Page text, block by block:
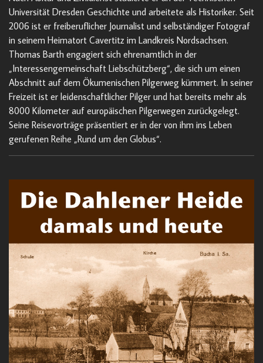
Universität Dresden Geschichte und arbeitete als Historiker. Seit
2006 ist er freiberuflicher Journalist und selbständiger Fotograf
in seinem Heimatort Cavertitz im Landkreis Nordsachsen.
Thomas Barth engagiert sich ehrenamtlich in der
„Interessengemeinschaft Liebschützberg“, die sich um einen
Abschnitt auf dem Ökumenischen Pilgerweg kümmert. In seiner
Freizeit ist er leidenschaftlicher Pilger und hat bereits mehr als
8000 Kilometer auf europäischen Pilgerwegen zurückgelegt.
Seine Reisevorträge präsentiert er in der von ihm ins Leben
gerufenen Reihe „Rund um den Globus“.